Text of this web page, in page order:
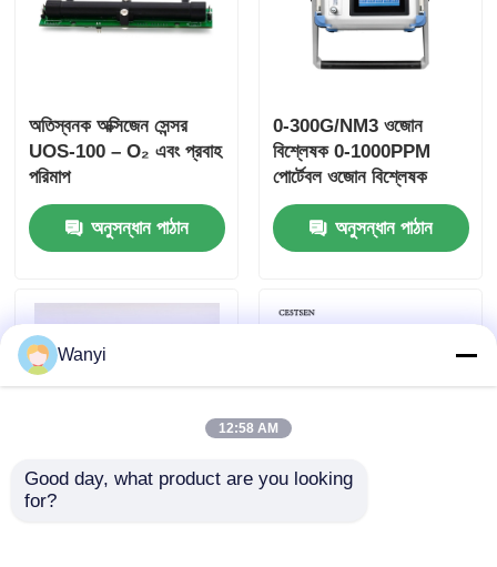
নিউক্লিয়ার রেডিয়েশন ডিটেক্টর
ব্যক্তিগত ডজিমিটার
নিউক্লিয়ার রেডিয়েশন মনিটরিং সিস্টেম
বায়ুমণ্ডলীয় নেগেটিভ আইওন মনিটর
অতিস্বনক অক্সিজেন সেন্সর
UOS-100 – O₂ এবং প্রবাহ
পরিমাপ
অনুসন্ধান পাঠান
0-300G/NM3 ওজোন
বিশ্লেষক 0-1000PPM
পোর্টেবল ওজোন বিশ্লেষক
অতিবেগুনি
অনুসন্ধান পাঠান
Wanyi
12:58 AM
Good day, what product are you looking
for?